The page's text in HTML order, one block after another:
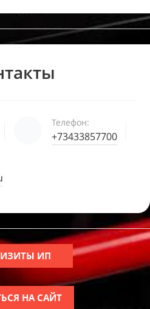
Телефон:
+73433857700
ИП
НА САЙТ